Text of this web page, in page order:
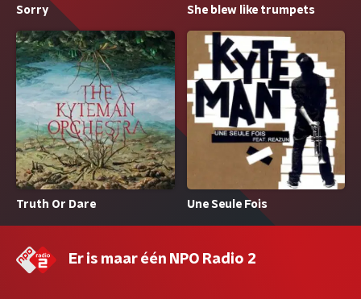
Sorry She blew like trumpets
Truth Or Dare Une Seule Fois
Er is maar één NPO Radio 2